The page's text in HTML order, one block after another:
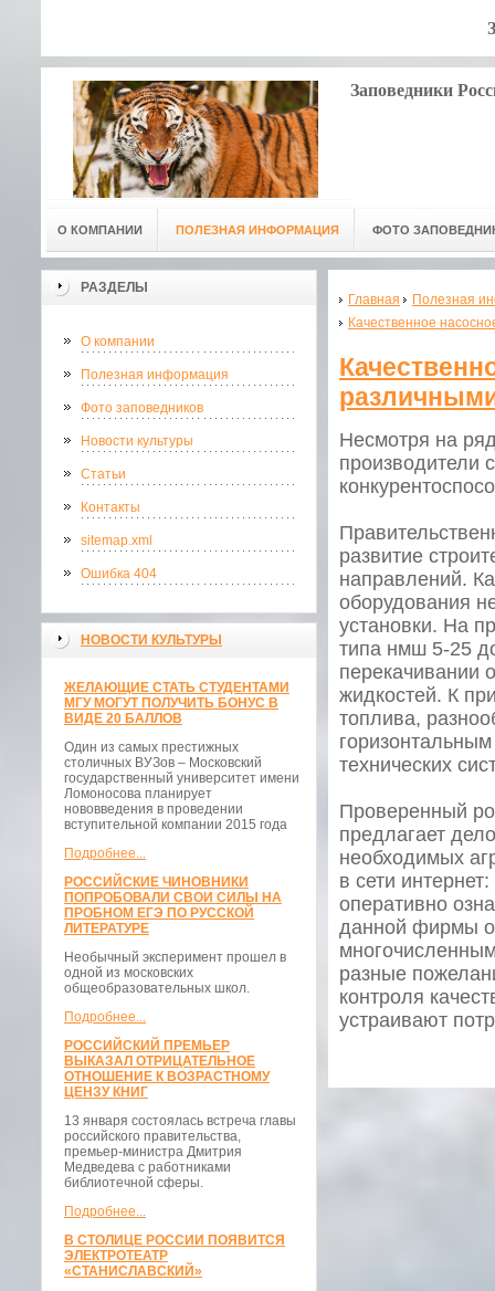
Заповедники
О КОМПАНИИ ПОЛЕЗНАЯ ИНФОРМАЦИЯ ФОТО
РАЗДЕЛЫ
О компании
Полезная информация
Фото заповедников
Новости культуры
Статьи
Контакты
sitemap.xml
Ошибка 404
НОВОСТИ КУЛЬТУРЫ
ЖЕЛАЮЩИЕ СТАТЬ СТУДЕНТАМИ
МГУ МОГУТ ПОЛУЧИТЬ БОНУС В
ВИДЕ 20 БАЛЛОВ
Один из самых престижных
столичных ВУЗов – Московский
государственный университет имени
Ломоносова планирует
нововведения в проведении
вступительной компании 2015 года
Подробнее...
РОССИЙСКИЕ ЧИНОВНИКИ
ПОПРОБОВАЛИ СВОИ СИЛЫ НА
ПРОБНОМ ЕГЭ ПО РУССКОЙ
ЛИТЕРАТУРЕ
Необычный эксперимент прошел в
одной из московских
общеобразовательных школ.
Подробнее...
РОССИЙСКИЙ ПРЕМЬЕР
ВЫКАЗАЛ ОТРИЦАТЕЛЬНОЕ
ОТНОШЕНИЕ К ВОЗРАСТНОМУ
ЦЕНЗУ КНИГ
13 января состоялась встреча главы
российского правительства,
премьер-министра Дмитрия
Медведева с работниками
библиотечной сферы.
Подробнее...
В СТОЛИЦЕ РОССИИ ПОЯВИТСЯ
ЭЛЕКТРОТЕАТР
«СТАНИСЛАВСКИЙ»
Главная
Полезная
Качественное
Несмотря на
производители
развитие
направлений.
оборудования
установки. На
типа нмш 5-25
перекачивании
жидкостей. К
топлива,
технических
Проверенный
предлагает
необходимых
в сети интернет:
оперативно
данной фирмы
разные
контроля
устраивают